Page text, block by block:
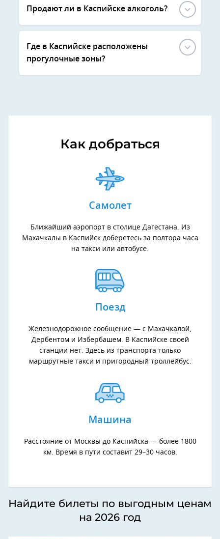
Продают ли в Каспийске алкоголь?
Где в Каспийске расположены
прогулочные зоны?
Как добраться
Самолет
Ближайший аэропорт в столице Дагестана. Из
Махачкалы в Каспийск доберетесь за полтора часа
на такси или автобусе.
Поезд
Железнодорожное сообщение — с Махачкалой,
Дербентом и Избербашем. В Каспийске своей
станции нет. Здесь из транспорта только
маршрутные такси и пригородный троллейбус.
Машина
Расстояние от Москвы до Каспийска — более 1800
км. Время в пути составит 29–30 часов.
Найдите билеты по выгодным ценам
на 2026 год